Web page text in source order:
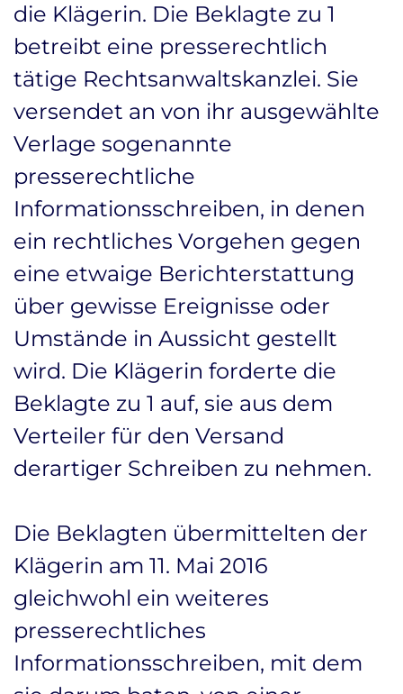
die Klägerin. Die Beklagte zu 1
betreibt eine presserechtlich
tätige Rechtsanwaltskanzlei. Sie
versendet an von ihr ausgewählte
Verlage sogenannte
presserechtliche
Informationsschreiben, in denen
ein rechtliches Vorgehen gegen
eine etwaige Berichterstattung
über gewisse Ereignisse oder
Umstände in Aussicht gestellt
wird. Die Klägerin forderte die
Beklagte zu 1 auf, sie aus dem
Verteiler für den Versand
derartiger Schreiben zu nehmen.
Die Beklagten übermittelten der
Klägerin am 11. Mai 2016
gleichwohl ein weiteres
presserechtliches
Informationsschreiben, mit dem